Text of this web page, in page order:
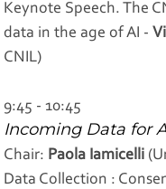
Keynote Speech. The
data in the age of AI -
CNIL)
9:45 - 10:45
Incoming Data for
Chair: Paola Iamicelli
Data Collection :